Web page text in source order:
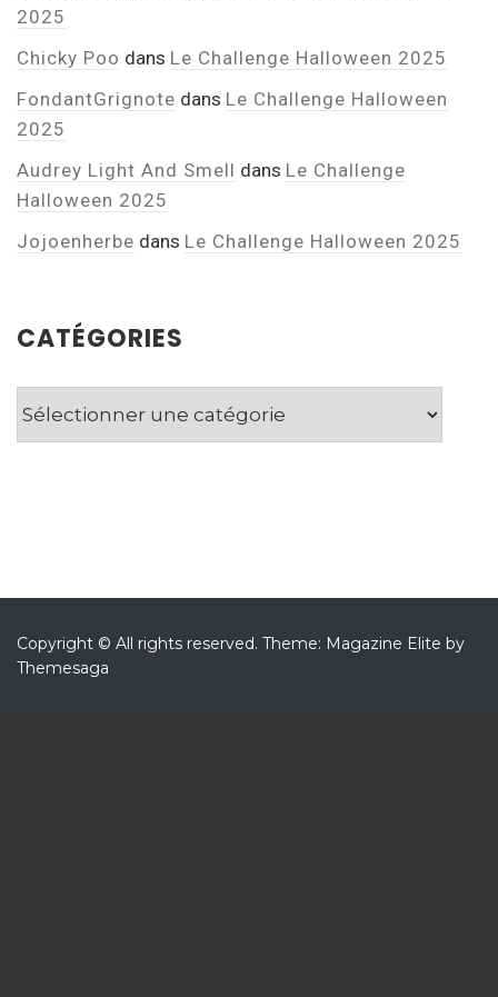
2025
Chicky Poo dans Le Challenge Halloween 2025
FondantGrignote dans Le Challenge Halloween
2025
Audrey Light And Smell dans Le Challenge
Halloween 2025
Jojoenherbe dans Le Challenge Halloween 2025
CATÉGORIES
Catégories
Copyright © All rights reserved. Theme: Magazine Elite by
Themesaga